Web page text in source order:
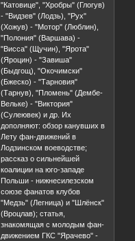
"Катовице", "Хробры" (Глогув)
- "Видзев" (Лодзь), "Рух"
(Хожув) - "Мотор" (Люблин),
"Полония" (Варшава) -
"Висса" (Щучин), "Ярота"
(Яроцин) - "Завиша"
(Быдгощ), "Окочимски"
(Бжеско) - "Тарновия"
(Тарнув), "Пломень" (Дембе-
Вельке) - "Виктория"
(Сулеювек) и др. Их
дополняют: обзор канувших в
Лету фан-движений в
Лодзинском воеводстве;
рассказ о сильнейшей
коалиции на юго-западе
Польши - нижнесилезском
союзе фанатов клубов
"Медзь" (Легница) и "Шлёнск"
(Вроцлав); статья,
знакомящая с молодым фан-
движением ГКС "Ярачево" -